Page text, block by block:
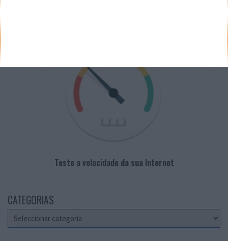
Teste a velocidade da sua Internet
CATEGORIAS
Categorias